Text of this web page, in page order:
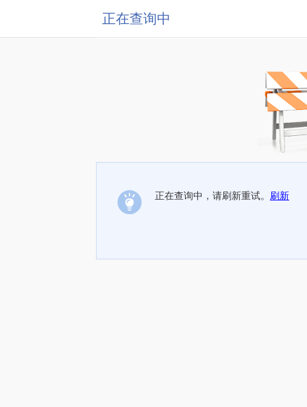
正在查询中
正在查询中，请刷新重试。 刷新